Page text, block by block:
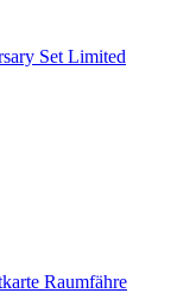
Limited
Raumfähre